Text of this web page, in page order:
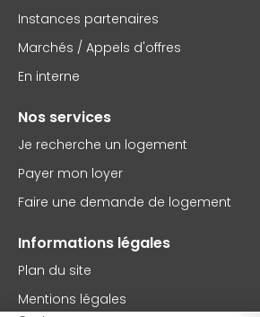
Instances partenaires
Marchés / Appels d'offres
En interne
Nos services
Je recherche un logement
Payer mon loyer
Faire une demande de logement
Informations légales
Plan du site
Mentions légales